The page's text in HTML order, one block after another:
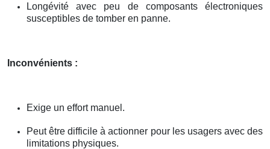
Longévité avec peu de composants électroniques
susceptibles de tomber en panne.
Inconvénients :
Exige un effort manuel.
Peut être difficile à actionner pour les usagers avec des
limitations physiques.